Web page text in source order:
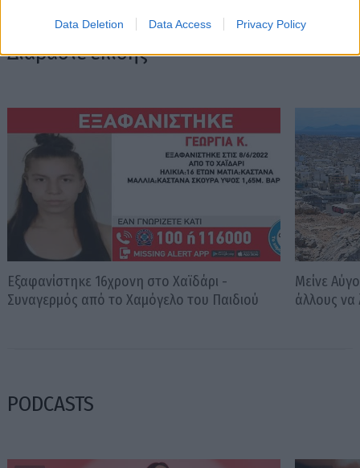
Data Deletion Data Access Privacy Policy
Διαβάστε επίσης
Εξαφανίστηκε 16χρονη στο Χαϊδάρι -
Συναγερμός από το Χαμόγελο του Παιδιού
Μείνε
άλλους να
PODCASTS